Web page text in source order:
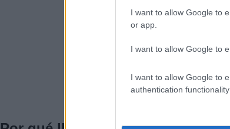
I want to allow Google to
or app.
I want to allow Google to
I want to allow Google to
authentication